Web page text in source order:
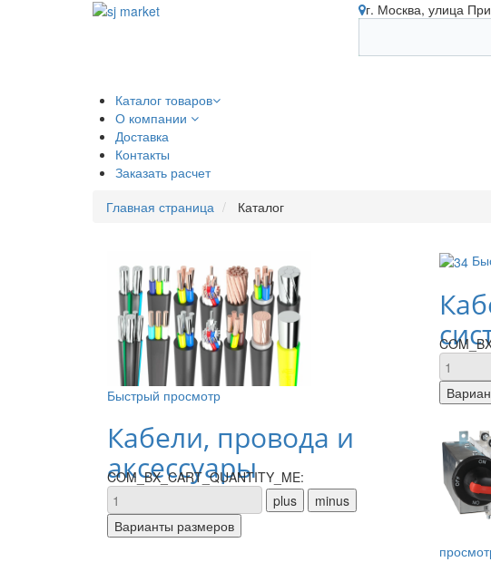
г. Москва, улица
Каталог товаров
О компании
Доставка
Контакты
Заказать расчет
Главная страница
Каталог
Быстрый просмотр
Кабели, провода и
аксессуары
COM_BX_CART_QUANTITY_ME:
IEK